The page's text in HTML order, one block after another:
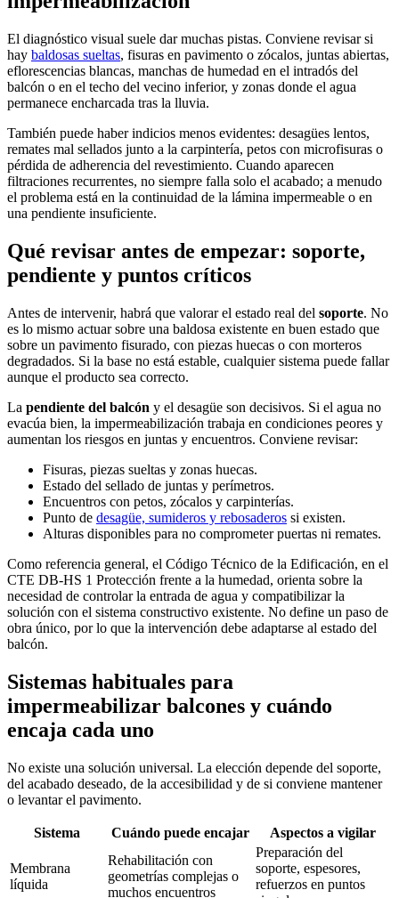
El diagnóstico visual suele dar muchas pistas. Conviene revisar si
hay baldosas sueltas, fisuras en pavimento o zócalos, juntas abiertas,
eflorescencias blancas, manchas de humedad en el intradós del
balcón o en el techo del vecino inferior, y zonas donde el agua
permanece encharcada tras la lluvia.
También puede haber indicios menos evidentes: desagües lentos,
remates mal sellados junto a la carpintería, petos con microfisuras o
pérdida de adherencia del revestimiento. Cuando aparecen
filtraciones recurrentes, no siempre falla solo el acabado; a menudo
el problema está en la continuidad de la lámina impermeable o en
una pendiente insuficiente.
Qué revisar antes de empezar: soporte,
pendiente y puntos críticos
Antes de intervenir, habrá que valorar el estado real del soporte. No
es lo mismo actuar sobre una baldosa existente en buen estado que
sobre un pavimento fisurado, con piezas huecas o con morteros
degradados. Si la base no está estable, cualquier sistema puede fallar
aunque el producto sea correcto.
La pendiente del balcón y el desagüe son decisivos. Si el agua no
evacúa bien, la impermeabilización trabaja en condiciones peores y
aumentan los riesgos en juntas y encuentros. Conviene revisar:
Fisuras, piezas sueltas y zonas huecas.
Estado del sellado de juntas y perímetros.
Encuentros con petos, zócalos y carpinterías.
Punto de desagüe, sumideros y rebosaderos si existen.
Alturas disponibles para no comprometer puertas ni remates.
Como referencia general, el Código Técnico de la Edificación, en el
CTE DB-HS 1 Protección frente a la humedad, orienta sobre la
necesidad de controlar la entrada de agua y compatibilizar la
solución con el sistema constructivo existente. No define un paso de
obra único, por lo que la intervención debe adaptarse al estado del
balcón.
Sistemas habituales para
impermeabilizar balcones y cuándo
encaja cada uno
No existe una solución universal. La elección depende del soporte,
del acabado deseado, de la accesibilidad y de si conviene mantener
o levantar el pavimento.
Sistema Cuándo puede encajar Aspectos a vigilar
Membrana
líquida
Rehabilitación con
geometrías complejas o
muchos encuentros
Preparación del
soporte, espesores,
refuerzos en puntos